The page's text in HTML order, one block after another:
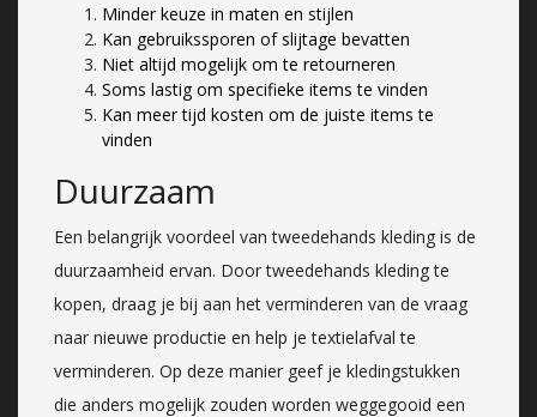
Minder keuze in maten en stijlen
Kan gebruikssporen of slijtage bevatten
Niet altijd mogelijk om te retourneren
Soms lastig om specifieke items te vinden
Kan meer tijd kosten om de juiste items te
vinden
Duurzaam
Een belangrijk voordeel van tweedehands kleding is de
duurzaamheid ervan. Door tweedehands kleding te
kopen, draag je bij aan het verminderen van de vraag
naar nieuwe productie en help je textielafval te
verminderen. Op deze manier geef je kledingstukken
die anders mogelijk zouden worden weggegooid een